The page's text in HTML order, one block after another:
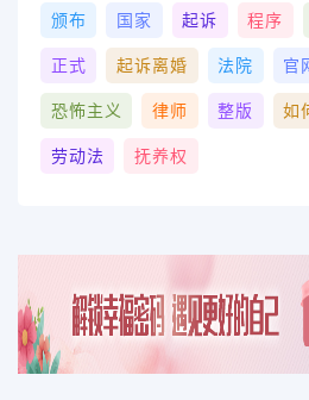
颁布 国家 起诉 程序
正式 起诉离婚 法院 官
恐怖主义 律师 整版 如
劳动法 抚养权